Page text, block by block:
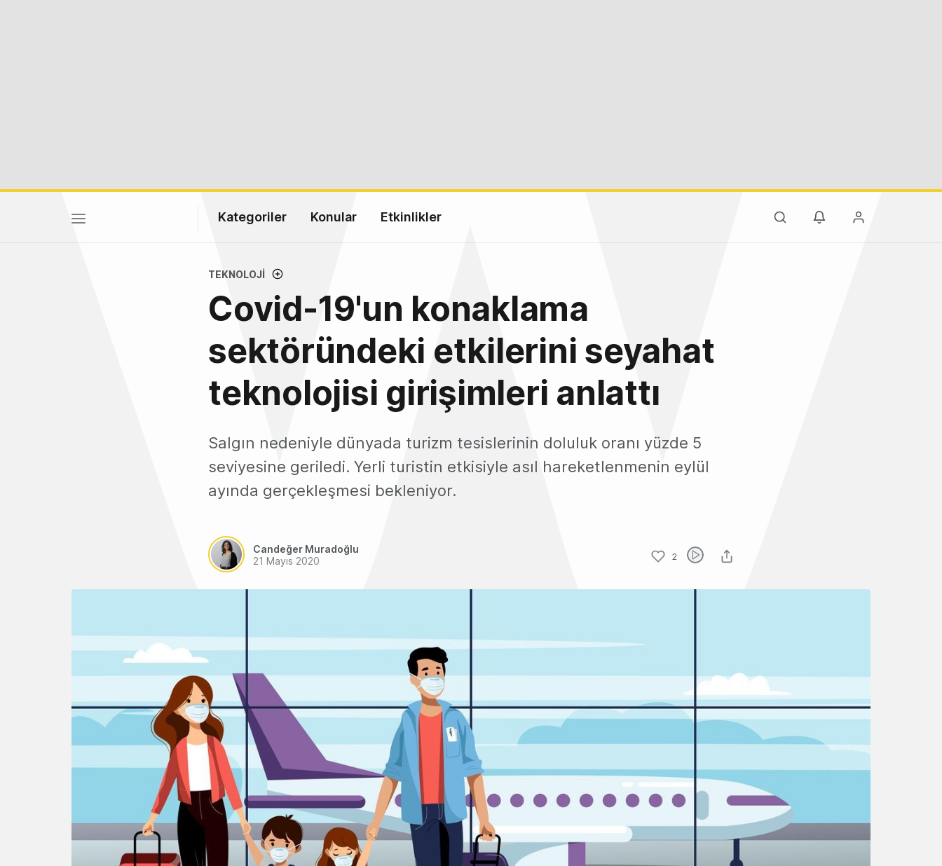
Kategoriler Konular Etkinlikler
TEKNOLOJI
Covid-19'un konaklama
sektöründeki etkilerini seyahat
teknolojisi girişimleri anlattı
Salgın nedeniyle dünyada turizm tesislerinin doluluk oranı yüzde 5
seviyesine geriledi. Yerli turistin etkisiyle asıl hareketlenmenin eylül
ayında gerçekleşmesi bekleniyor.
Candeğer Muradoğlu
21 Mayıs 2020
2